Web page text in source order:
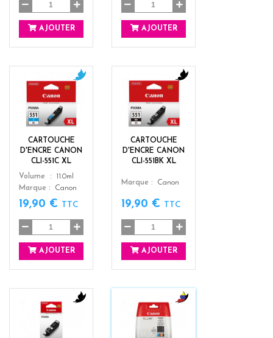
AJOUTER AJOUTER
CARTOUCHE
D'ENCRE CANON
CLI-551C XL
Color
y
n
Volume
11.0ml
Marque
Canon
19,90 € TTC
AJOUTER
CARTOUCHE
D'ENCRE CANON
CLI-551BK XL
Color
l
c
k
Marque Canon
19,90 € TTC
AJOUTER